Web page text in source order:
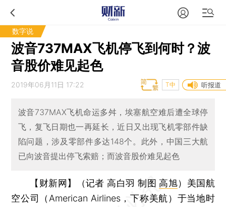
数字说
波音737MAX飞机停飞到何时？波
音股价难见起色
2019年06月11日 17:22 听报道
T中
波音737MAX飞机命运多舛，埃塞航空难后遭全球停
飞，复飞日期也一再延长，近日又出现飞机零部件缺
陷问题，涉及零部件多达148个。此外，中国三大航
已向波音提出停飞索赔；而波音股价难见起色
【财新网】（记者 高白羽 制图高旭） 美国航
空公司（American Airlines，下称美航）于当地时